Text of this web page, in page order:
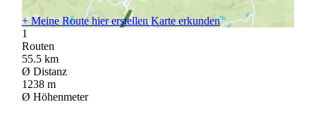
+Meine Route hier erstellenKarte erkunden
1
Routen
55.5 km
Ø Distanz
1238 m
Ø Höhenmeter